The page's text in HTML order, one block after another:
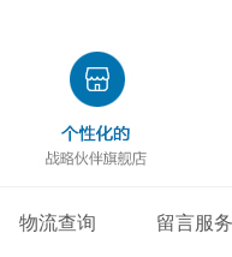
物流查询 留言服务